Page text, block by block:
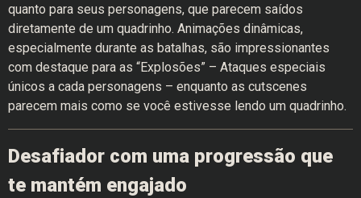
quanto para seus personagens, que parecem saídos
diretamente de um quadrinho. Animações dinâmicas,
especialmente durante as batalhas, são impressionantes
com destaque para as “Explosões” – Ataques especiais
únicos a cada personagens – enquanto as cutscenes
parecem mais como se você estivesse lendo um quadrinho.
Desafiador com uma progressão que
te mantém engajado